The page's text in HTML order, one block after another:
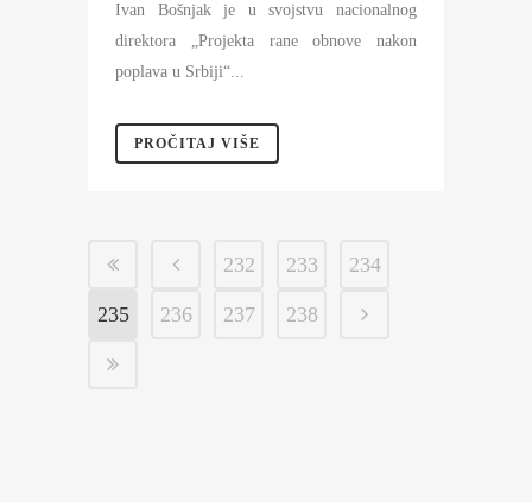
Ivan Bošnjak je u svojstvu nacionalnog
direktora „Projekta rane obnove nakon
poplava u Srbiji“...
PROČITAJ VIŠE
232 233 234
235 236 237 238